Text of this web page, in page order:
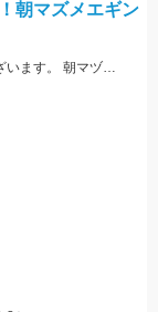
朝マズメエギン
【当店常連お客様 S様】エギング情報ありがとうございます。 朝マヅメの時間帯３杯立て続けに、1.8㌔・800ｇ・900ｇが釣れました！ 1.8㌔のヒットエギは【エギ王Ｋ3.5号 黒潮ＳＰ マッスルファイト】